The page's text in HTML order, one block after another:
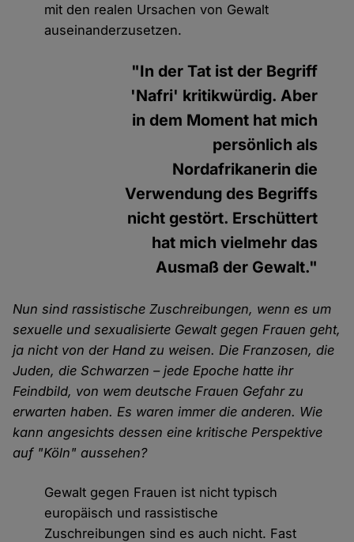
mit den realen Ursachen von Gewalt
auseinanderzusetzen.
"In der Tat ist der Begriff
'Nafri' kritikwürdig. Aber
in dem Moment hat mich
persönlich als
Nordafrikanerin die
Verwendung des Begriffs
nicht gestört. Erschüttert
hat mich vielmehr das
Ausmaß der Gewalt."
Nun sind rassistische Zuschreibungen, wenn es um
sexuelle und sexualisierte Gewalt gegen Frauen geht,
ja nicht von der Hand zu weisen. Die Franzosen, die
Juden, die Schwarzen – jede Epoche hatte ihr
Feindbild, von wem deutsche Frauen Gefahr zu
erwarten haben. Es waren immer die anderen. Wie
kann angesichts dessen eine kritische Perspektive
auf "Köln" aussehen?
Gewalt gegen Frauen ist nicht typisch
europäisch und rassistische
Zuschreibungen sind es auch nicht. Fast